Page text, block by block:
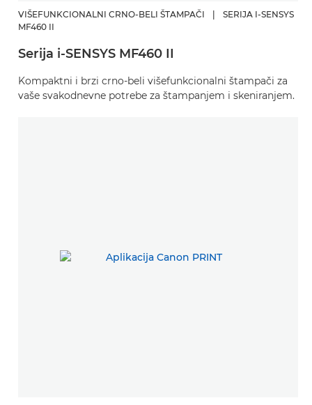
VIŠEFUNKCIONALNI CRNO-BELI ŠTAMPAČI
SERIJA I-SENSYS
MF460 II
Serija i-SENSYS MF460 II
Kompaktni i brzi crno-beli višefunkcionalni štampači za
vaše svakodnevne potrebe za štampanjem i skeniranjem.